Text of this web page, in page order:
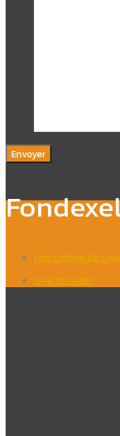
1710 CHEMIN DE
(514) 791-1497